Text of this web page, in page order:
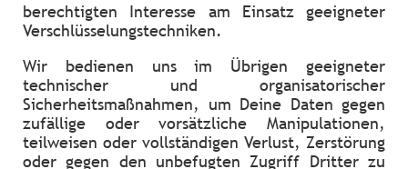
berechtigten Interesse am Einsatz geeigneter
Verschlüsselungstechniken.
Wir bedienen uns im Übrigen geeigneter
technischer und organisatorischer
Sicherheitsmaßnahmen, um Deine Daten gegen
zufällige oder vorsätzliche Manipulationen,
teilweisen oder vollständigen Verlust, Zerstörung
oder gegen den unbefugten Zugriff Dritter zu